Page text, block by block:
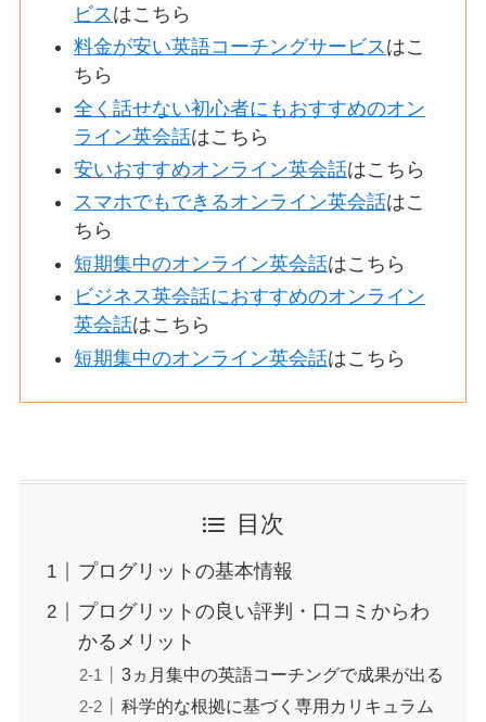
ビス はこちら
料金が安い英語コーチングサービスはこ
ちら
全く話せない初心者にもおすすめのオン
ライン英会話はこちら
安いおすすめオンライン英会話はこちら
スマホでもできるオンライン英会話はこ
ちら
短期集中のオンライン英会話はこちら
ビジネス英会話におすすめのオンライン
英会話はこちら
短期集中のオンライン英会話はこちら
目次
プログリットの基本情報
プログリットの良い評判・口コミからわ
かるメリット
3ヵ月集中の英語コーチングで成果が出る
科学的な根拠に基づく専用カリキュラム